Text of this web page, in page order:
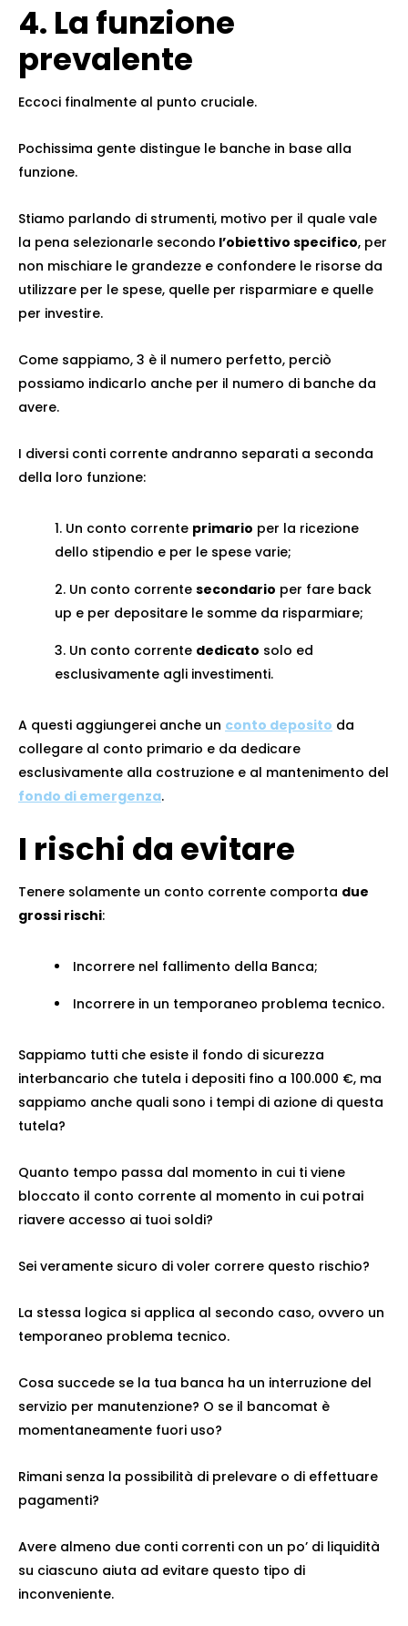
4. La funzione
prevalente
Eccoci finalmente al punto cruciale.
Pochissima gente distingue le banche in base alla
funzione.
Stiamo parlando di strumenti, motivo per il quale vale
la pena selezionarle secondo l’obiettivo specifico, per
non mischiare le grandezze e confondere le risorse da
utilizzare per le spese, quelle per risparmiare e quelle
per investire.
Come sappiamo, 3 è il numero perfetto, perciò
possiamo indicarlo anche per il numero di banche da
avere.
I diversi conti corrente andranno separati a seconda
della loro funzione:
Un conto corrente primario per la ricezione
dello stipendio e per le spese varie;
Un conto corrente secondario per fare back
up e per depositare le somme da risparmiare;
Un conto corrente dedicato solo ed
esclusivamente agli investimenti.
A questi aggiungerei anche un conto deposito da
collegare al conto primario e da dedicare
esclusivamente alla costruzione e al mantenimento del
fondo di emergenza.
I rischi da evitare
Tenere solamente un conto corrente comporta due
grossi rischi:
Incorrere nel fallimento della Banca;
Incorrere in un temporaneo problema tecnico.
Sappiamo tutti che esiste il fondo di sicurezza
interbancario che tutela i depositi fino a 100.000 €, ma
sappiamo anche quali sono i tempi di azione di questa
tutela?
Quanto tempo passa dal momento in cui ti viene
bloccato il conto corrente al momento in cui potrai
riavere accesso ai tuoi soldi?
Sei veramente sicuro di voler correre questo rischio?
La stessa logica si applica al secondo caso, ovvero un
temporaneo problema tecnico.
Cosa succede se la tua banca ha un interruzione del
servizio per manutenzione? O se il bancomat è
momentaneamente fuori uso?
Rimani senza la possibilità di prelevare o di effettuare
pagamenti?
Avere almeno due conti correnti con un po’ di liquidità
su ciascuno aiuta ad evitare questo tipo di
inconveniente.